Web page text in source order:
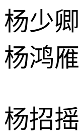
杨少
杨鸿雁
杨招